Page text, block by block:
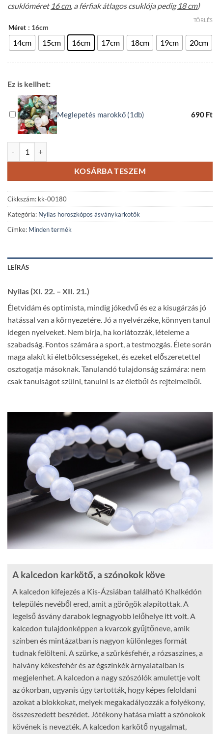
csuklóméret 16 cm, a férfiak átlagos csuklója pedig 18 cm)
Méret : 16cm
14cm 15cm 16cm 17cm 18cm 19cm 20cm
TÖRLÉS
Ez is kellhet:
Meglepetés marokkő (1db) 690 Ft
KOSÁRBA TESZEM
Cikkszám: kk-00180
Kategória: Nyilas horoszkópos ásványkarkötők
Címke: Minden termék
LEÍRÁS
Nyilas (XI. 22. – XII. 21.)
Életvidám és optimista, mindig jókedvű és ez a kisugárzás jó
hatással van a környezetére. Jó a nyelvérzéke, könnyen tanul
idegen nyelveket. Nem bírja, ha korlátozzák, lételeme a
szabadság. Fontos számára a sport, a testmozgás. Élete során
maga alakít ki életbölcsességeket, és ezeket előszeretettel
osztogatja másoknak. Tanulandó tulajdonság számára: nem
csak tanulságot szülni, tanulni is az életből és rejtelmeiből.
A kalcedon karkötő, a szónokok köve
A kalcedon kifejezés a Kis-Ázsiában található Khalkédón
település nevéből ered, amit a görögök alapítottak. A
legelső ásvány darabok legnagyobb lelőhelye itt volt. A
kalcedon tulajdonképpen a kvarcok gyűjtőneve, amik
színben és mintázatban is nagyon különleges formát
tudnak felölteni. A szürke, a szürkésfehér, a rózsaszínes, a
halvány kékesfehér és az égszínkék árnyalataiban is
megjelenhet. A kalcedon a nagy szószólók amulettje volt
az ókorban, ugyanis úgy tartották, hogy képes feloldani
azokat a blokkokat, melyek megakadályozzák a folyékony,
összeszedett beszédet. Jótékony hatása miatt a szónokok
kövének is nevezték. A kalcedon karkötő nyugalmat,